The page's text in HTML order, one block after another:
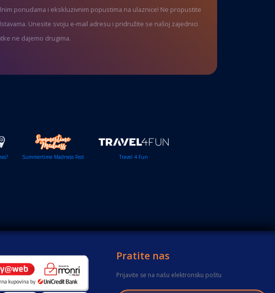
ponudama i ekskluzivnim popustima na ulaznice! Ne propustite
Unesite svoju e-mail adresu i pridružite se našoj zajednici
ne dajemo drugima.
Summertime Madness Fest Travel 4 Fun
Pratite nas
Prijavite se na našu elektronsku poštu